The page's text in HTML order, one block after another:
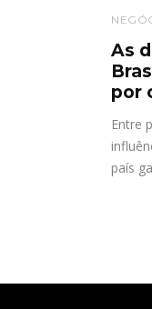
As
por
Entre
país